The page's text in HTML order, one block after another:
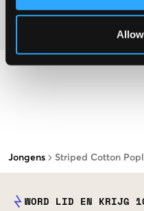
Jongens Striped Cotton
WORD LID EN KRIJG